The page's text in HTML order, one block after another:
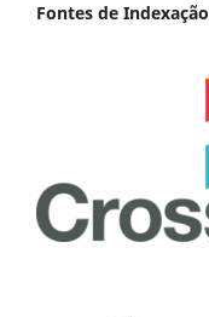
Fontes de Indexação